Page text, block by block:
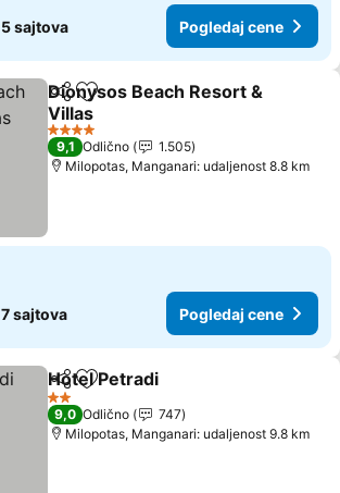
5 sajtova Pogledaj cene
Deli Dodati u favorite
Dionysos Beach Resort &
Villas
4 Zvezdice
9,1 Odlično
1.505
Milopotas, Manganari: udaljenost 8.8 km
7 sajtova Pogledaj cene
Deli Dodati u favorite
Hotel Petradi
2 Zvezdice
9,0 Odlično
747
Milopotas, Manganari: udaljenost 9.8 km